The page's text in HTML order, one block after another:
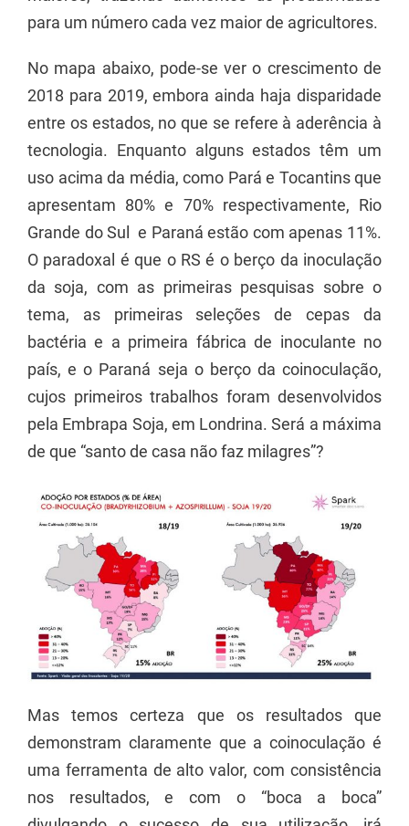
para um número cada vez maior de agricultores.
No mapa abaixo, pode-se ver o crescimento de
2018 para 2019, embora ainda haja disparidade
entre os estados, no que se refere à aderência à
tecnologia. Enquanto alguns estados têm um
uso acima da média, como Pará e Tocantins que
apresentam 80% e 70% respectivamente, Rio
Grande do Sul e Paraná estão com apenas 11%.
O paradoxal é que o RS é o berço da inoculação
da soja, com as primeiras pesquisas sobre o
tema, as primeiras seleções de cepas da
bactéria e a primeira fábrica de inoculante no
país, e o Paraná seja o berço da coinoculação,
cujos primeiros trabalhos foram desenvolvidos
pela Embrapa Soja, em Londrina. Será a máxima
de que “santo de casa não faz milagres”?
Mas temos certeza que os resultados que
demonstram claramente que a coinoculação é
uma ferramenta de alto valor, com consistência
nos resultados, e com o “boca a boca”